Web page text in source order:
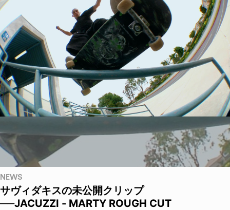
NEWS
サヴィダキスの未公開クリップ
──JACUZZI - MARTY ROUGH CUT